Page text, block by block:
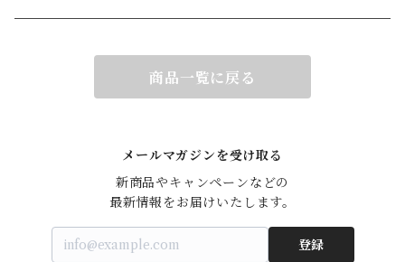
商品一覧に戻る
メールマガジンを受け取る
新商品やキャンペーンなどの
最新情報をお届けいたします。
登録